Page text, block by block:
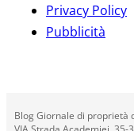
Privacy Policy
Pubblicità
Blog Giornale di proprietà